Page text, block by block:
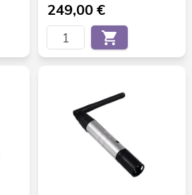
249,00€